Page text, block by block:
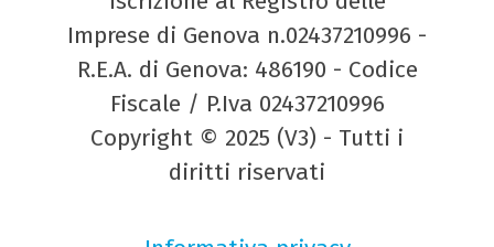
Imprese di Genova n.02437210996 -
R.E.A. di Genova: 486190 - Codice
Fiscale / P.Iva 02437210996
Copyright © 2025 (V3) - Tutti i
diritti riservati